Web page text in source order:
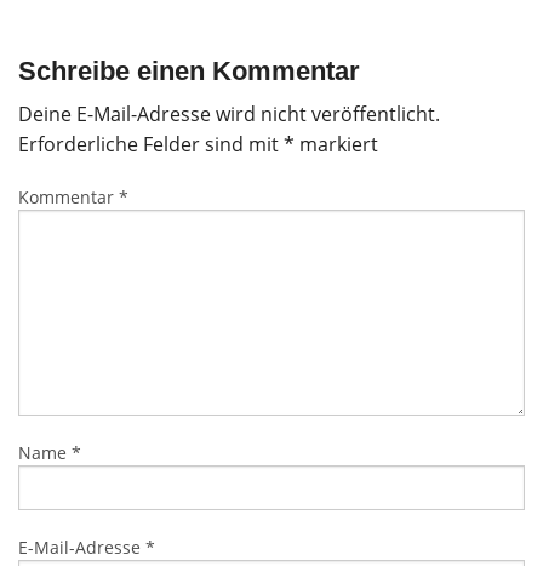
Schreibe einen Kommentar
Deine E-Mail-Adresse wird nicht veröffentlicht.
Erforderliche Felder sind mit* markiert
Kommentar *
Name *
E-Mail-Adresse *